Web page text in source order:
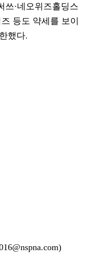
쓰·네오위즈홀딩스
등도 약세를 보이
했다.